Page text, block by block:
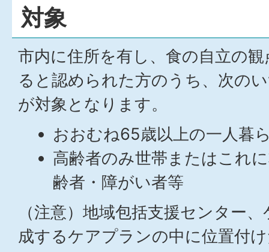
対象
市内に住所を有し、食の自立の
ると認められた方のうち、次の
が対象となります。
おおむね65歳以上の一人暮
高齢者のみ世帯またはこれ
齢者・障がい者等
（注意）地域包括支援センター
成するケアプランの中に位置付